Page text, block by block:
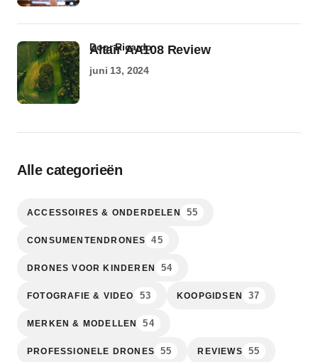
Altair AA108 Review
door Ricardo
juni 13, 2024
Alle categorieën
ACCESSOIRES & ONDERDELEN 55
CONSUMENTENDRONES 45
DRONES VOOR KINDEREN 54
FOTOGRAFIE & VIDEO 53 KOOPGIDSEN 37
MERKEN & MODELLEN 54
PROFESSIONELE DRONES 55 REVIEWS 55